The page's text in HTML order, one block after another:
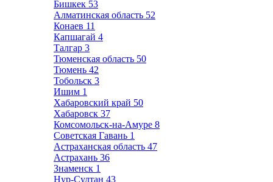
Бишкек 53
Алматинская область 52
Конаев 11
Капшагай 4
Талгар 3
Тюменская область 50
Тюмень 42
Тобольск 3
Ишим 1
Хабаровский край 50
Хабаровск 37
Комсомольск-на-Амуре 8
Советская Гавань 1
Астраханская область 47
Астрахань 36
Знаменск 1
Нур-Султан 43